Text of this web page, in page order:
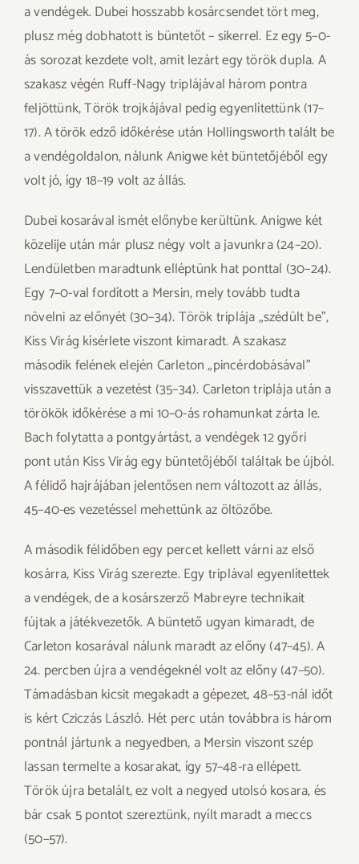
a vendégek. Dubei hosszabb kosárcsendet tört meg,
plusz még dobhatott is büntetőt – sikerrel. Ez egy 5–0-
ás sorozat kezdete volt, amit lezárt egy török dupla. A
szakasz végén Ruff-Nagy triplájával három pontra
feljöttünk, Török trojkájával pedig egyenlítettünk (17–
17). A török edző időkérése után Hollingsworth talált be
a vendégoldalon, nálunk Anigwe két büntetőjéből egy
volt jó, így 18–19 volt az állás.
Dubei kosarával ismét előnybe kerültünk. Anigwe két
közelije után már plusz négy volt a javunkra (24–20).
Lendületben maradtunk elléptünk hat ponttal (30–24).
Egy 7–0-val fordított a Mersin, mely tovább tudta
növelni az előnyét (30–34). Török triplája „szédült be”,
Kiss Virág kísérlete viszont kimaradt. A szakasz
második felének elején Carleton „pincérdobásával”
visszavettük a vezetést (35–34). Carleton triplája után a
törökök időkérése a mi 10–0-ás rohamunkat zárta le.
Bach folytatta a pontgyártást, a vendégek 12 győri
pont után Kiss Virág egy büntetőjéből találtak be újból.
A félidő hajrájában jelentősen nem változott az állás,
45–40-es vezetéssel mehettünk az öltözőbe.
A második félidőben egy percet kellett várni az első
kosárra, Kiss Virág szerezte. Egy triplával egyenlítettek
a vendégek, de a kosárszerző Mabreyre technikait
fújtak a játékvezetők. A büntető ugyan kimaradt, de
Carleton kosarával nálunk maradt az előny (47–45). A
24. percben újra a vendégeknél volt az előny (47–50).
Támadásban kicsit megakadt a gépezet, 48–53-nál időt
is kért Cziczás László. Hét perc után továbbra is három
pontnál jártunk a negyedben, a Mersin viszont szép
lassan termelte a kosarakat, így 57–48-ra ellépett.
Török újra betalált, ez volt a negyed utolsó kosara, és
bár csak 5 pontot szereztünk, nyílt maradt a meccs
(50–57).